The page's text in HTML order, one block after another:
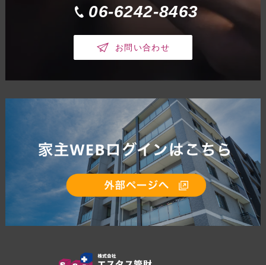
06-6242-8463
お問い合わせ